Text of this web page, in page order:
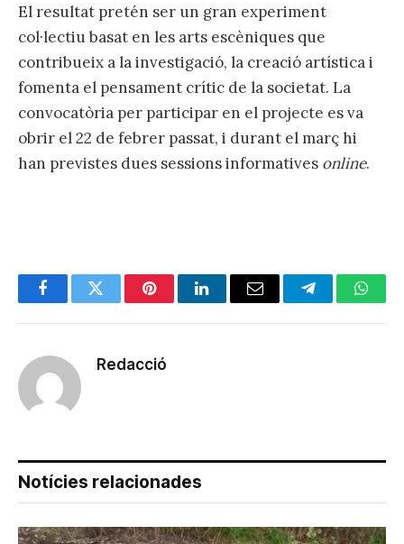
El resultat pretén ser un gran experiment
col·lectiu basat en les arts escèniques que
contribueix a la investigació, la creació artística i
fomenta el pensament crític de la societat. La
convocatòria per participar en el projecte es va
obrir el 22 de febrer passat, i durant el març hi
han previstes dues sessions informatives online.
FacebookTwitter PinterestLinkedInEmail Telegram
Redacció
Notícies relacionades